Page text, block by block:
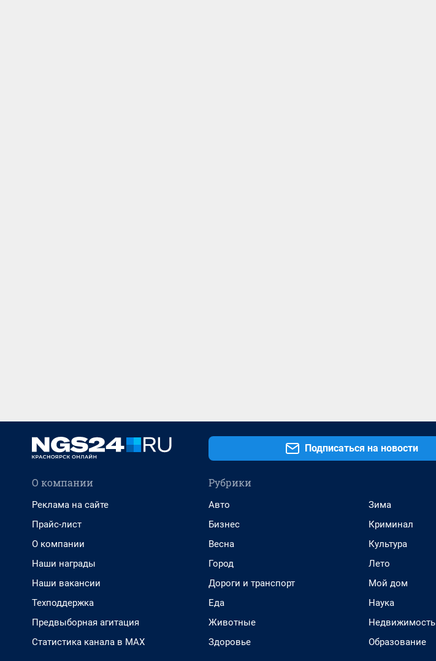
Подписаться на новости
О компании
Реклама на сайте
Прайс-лист
О компании
Наши награды
Наши вакансии
Техподдержка
Предвыборная агитация
Статистика канала в MAX
Рубрики
Авто
Бизнес
Весна
Город
Дороги и транспорт
Еда
Животные
Здоровье
Зима
Криминал
Культура
Лето
Мой дом
Наука
Недвижимость
Образование